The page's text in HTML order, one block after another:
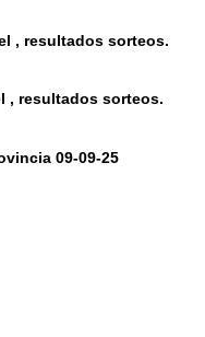
, resultados sorteos.
, resultados sorteos.
09-09-25